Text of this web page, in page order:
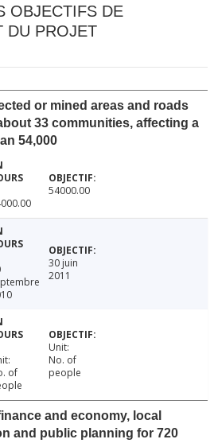
OBJECTIFS DE
DU PROJET
or mined areas and roads
33 communities, affecting a
54,000
54000.00
30 juin
2011
of
Unit:
No. of
people
and economy, local
and public planning for 720